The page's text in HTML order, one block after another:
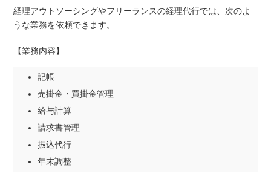
経理アウトソーシングやフリーランスの経理代行では、次のよ
うな業務を依頼できます。
【業務内容】
記帳
売掛金・買掛金管理
給与計算
請求書管理
振込代行
年末調整